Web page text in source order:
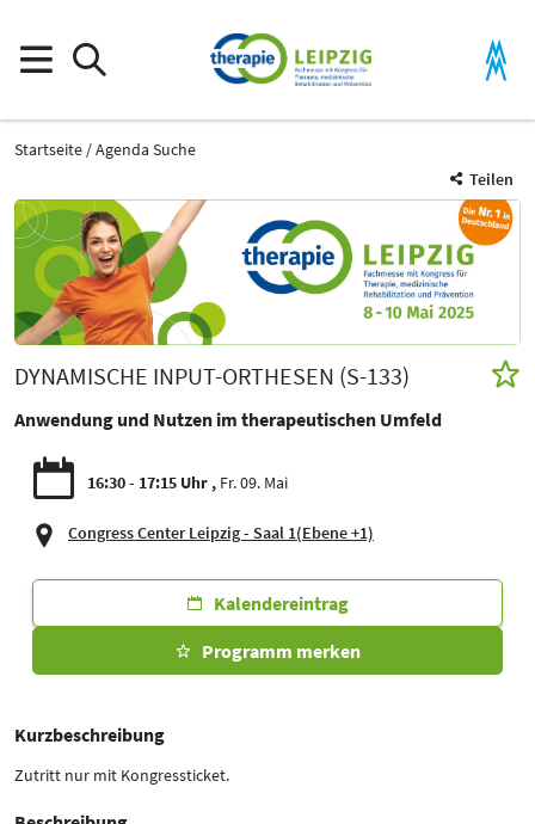
Startseite
Agenda Suche
Teilen
DYNAMISCHE INPUT-ORTHESEN (S-133)
Anwendung und Nutzen im therapeutischen Umfeld
16:30 - 17:15 Uhr Fr. 09. Mai
Congress Center Leipzig - Saal 1(Ebene +1)
Kalendereintrag
Programm merken
Kurzbeschreibung
Zutritt nur mit Kongressticket.